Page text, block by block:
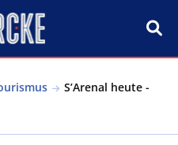
S’Arenal heute -